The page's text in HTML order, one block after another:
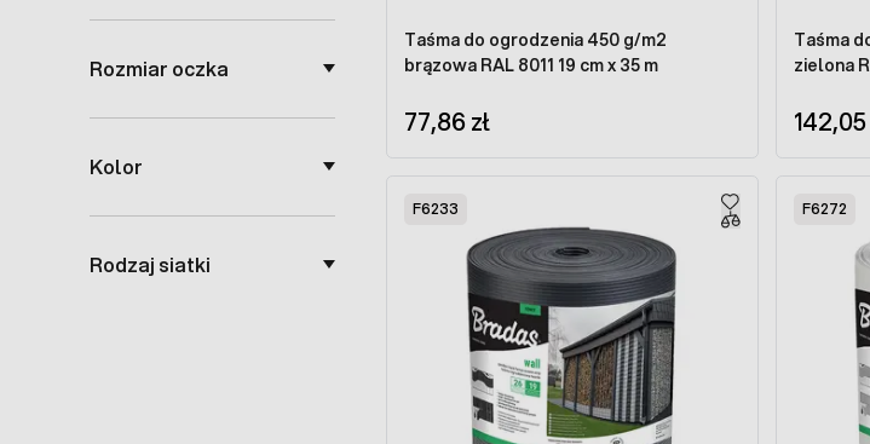
Rozmiar oczka
Kolor
Rodzaj siatki
Taśma do ogrodzenia 450 g/m2
brązowa RAL 8011 19 cm x 35 m
77,86 zł
Taśma
zielona
142,05
F6233 F6272